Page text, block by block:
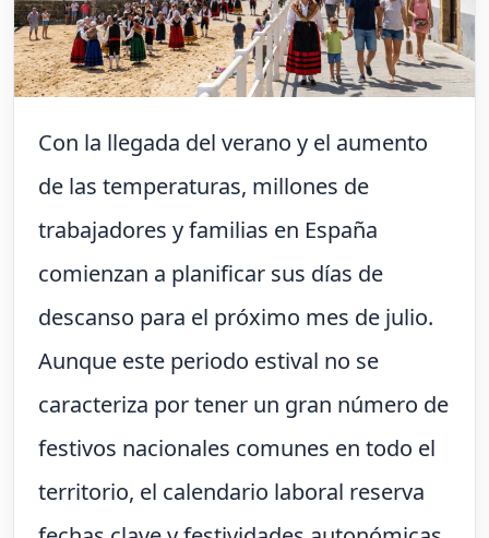
Con la llegada del verano y el aumento
de las temperaturas, millones de
trabajadores y familias en España
comienzan a planificar sus días de
descanso para el próximo mes de julio.
Aunque este periodo estival no se
caracteriza por tener un gran número de
festivos nacionales comunes en todo el
territorio, el calendario laboral reserva